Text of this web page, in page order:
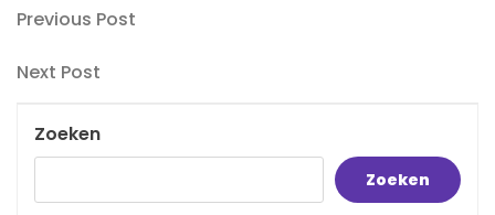
Bericht
navigatie
Previous
Previous Post
Next
Next Post
Zoeken
Zoeken